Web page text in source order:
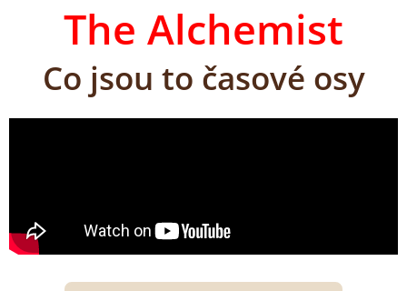
The Alchemist
Co jsou to časové osy